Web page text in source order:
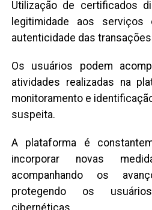
Utilização de certificados
legitimidade aos
autenticidade das
Os usuários podem
atividades realizadas na
monitoramento e
suspeita.
A plataforma é
incorporar novas
acompanhando os
protegendo os
cibernéticas.